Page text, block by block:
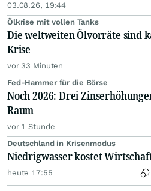
03.08.26, 19:44
Ölkrise mit vollen Tanks
Die weltweiten Ölvorräte sind
Krise
vor 33 Minuten
Fed-Hammer für die Börse
Noch 2026: Drei
Raum
vor 1 Stunde
Deutschland in Krisenmodus
Niedrigwasser kostet
heute 17:55